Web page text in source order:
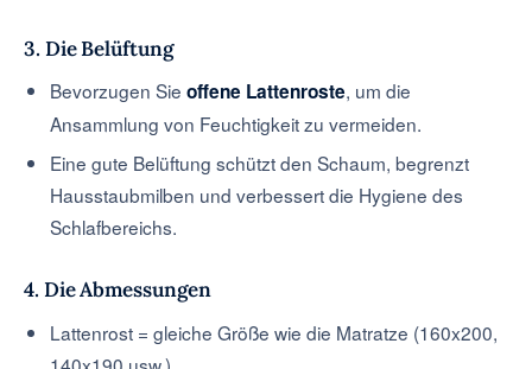
3. Die Belüftung
Bevorzugen Sieoffene Lattenroste, um die
Ansammlung von Feuchtigkeit zu vermeiden.
Eine gute Belüftung schützt den Schaum, begrenzt
Hausstaubmilben und verbessert die Hygiene des
Schlafbereichs.
4. Die Abmessungen
Lattenrost = gleiche Größe wie die Matratze (160x200,